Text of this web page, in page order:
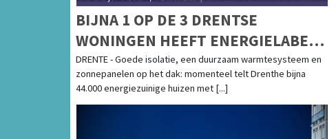
BIJNA 1 OP DE 3 DRENTSE
WONINGEN HEEFT ENERGIELABEL
A
DRENTE - Goede isolatie, een duurzaam warmtesysteem en
zonnepanelen op het dak: momenteel telt Drenthe bijna
44.000 energiezuinige huizen met [...]